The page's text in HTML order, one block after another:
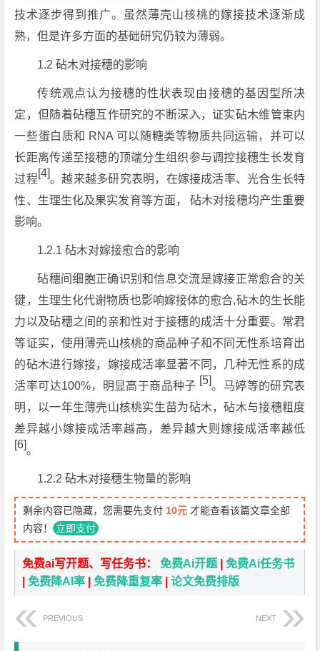
技术逐步得到推广。虽然薄壳山核桃的嫁接技术逐渐成
熟，但是许多方面的基础研究仍较为薄弱。
1.2 砧木对接穗的影响
传统观点认为接穗的性状表现由接穗的基因型所决
定，但随着砧穗互作研究的不断深入，证实砧木维管束内
一些蛋白质和 RNA 可以随糖类等物质共同运输，并可以
长距离传递至接穗的顶端分生组织参与调控接穗生长发育
过程[4]。越来越多研究表明，在嫁接成活率、光合生长特
性、生理生化及果实发育等方面， 砧木对接穗均产生重要
影响。
1.2.1 砧木对嫁接愈合的影响
砧穗间细胞正确识别和信息交流是嫁接正常愈合的关
键，生理生化代谢物质也影响嫁接体的愈合,砧木的生长能
力以及砧穗之间的亲和性对于接穗的成活十分重要。常君
等证实，使用薄壳山核桃的商品种子和不同无性系培育出
的砧木进行嫁接，嫁接成活率显著不同，几种无性系的成
活率可达100%，明显高于商品种子 [5]。马婷等的研究表
明，以一年生薄壳山核桃实生苗为砧木，砧木与接穗粗度
差异越小嫁接成活率越高，差异越大则嫁接成活率越低
[6]。
1.2.2 砧木对接穗生物量的影响
剩余内容已隐藏，您需要先支付 10元 才能查看该篇文章全部
内容！ 立即支付
免费ai写开题、写任务书：免费Ai开题 |免费Ai任务书
|免费降AI率 |免费降重复率 |论文免费排版
PREVIOUS NEXT